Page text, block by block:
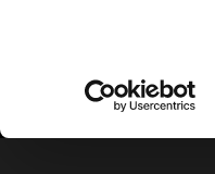
HOME